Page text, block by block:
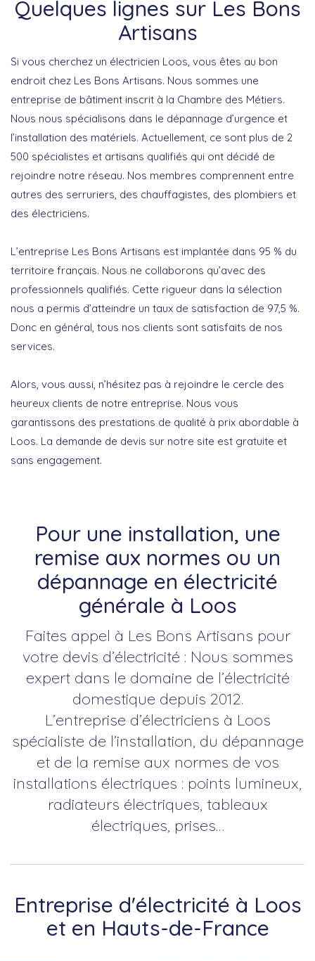
Quelques lignes sur Les Bons
Artisans
Si vous cherchez un électricien Loos, vous êtes au bon
endroit chez Les Bons Artisans. Nous sommes une
entreprise de bâtiment inscrit à la Chambre des Métiers.
Nous nous spécialisons dans le dépannage d’urgence et
l’installation des matériels. Actuellement, ce sont plus de 2
500 spécialistes et artisans qualifiés qui ont décidé de
rejoindre notre réseau. Nos membres comprennent entre
autres des serruriers, des chauffagistes, des plombiers et
des électriciens.
L’entreprise Les Bons Artisans est implantée dans 95 % du
territoire français. Nous ne collaborons qu’avec des
professionnels qualifiés. Cette rigueur dans la sélection
nous a permis d’atteindre un taux de satisfaction de 97,5 %.
Donc en général, tous nos clients sont satisfaits de nos
services.
Alors, vous aussi, n’hésitez pas à rejoindre le cercle des
heureux clients de notre entreprise. Nous vous
garantissons des prestations de qualité à prix abordable à
Loos. La demande de devis sur notre site est gratuite et
sans engagement.
Pour une installation, une
remise aux normes ou un
dépannage en électricité
générale à Loos
Faites appel à Les Bons Artisans pour
votre devis d’électricité : Nous sommes
expert dans le domaine de l’électricité
domestique depuis 2012.
L’entreprise d’électriciens à Loos
spécialiste de l’installation, du dépannage
et de la remise aux normes de vos
installations électriques : points lumineux,
radiateurs électriques, tableaux
électriques, prises…
Entreprise d'électricité à Loos
et en Hauts-de-France